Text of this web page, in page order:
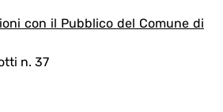
con il Pubblico del Comune di
n. 37